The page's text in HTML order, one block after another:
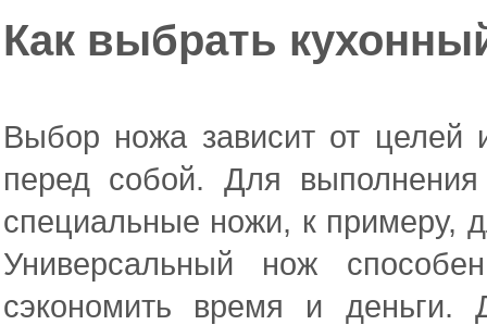
Как выбрать
Выбор ножа зависит от целей
перед собой. Для выполнения
специальные ножи, к примеру,
Универсальный нож
сэкономить время и